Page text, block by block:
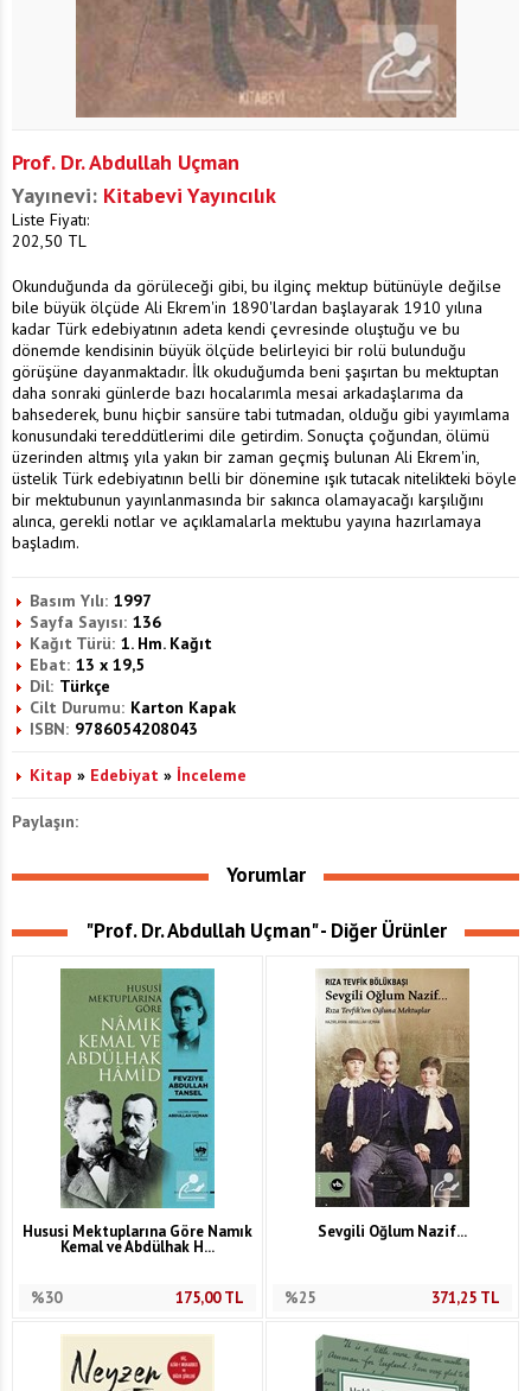
Prof. Dr. Abdullah Uçman
Yayınevi: Kitabevi Yayıncılık
Liste Fiyatı:
202,50 TL
Okunduğunda da görüleceği gibi, bu ilginç mektup bütünüyle değilse
bile büyük ölçüde Ali Ekrem'in 1890'lardan başlayarak 1910 yılına
kadar Türk edebiyatının adeta kendi çevresinde oluştuğu ve bu
dönemde kendisinin büyük ölçüde belirleyici bir rolü bulunduğu
görüşüne dayanmaktadır. İlk okuduğumda beni şaşırtan bu mektuptan
daha sonraki günlerde bazı hocalarımla mesai arkadaşlarıma da
bahsederek, bunu hiçbir sansüre tabi tutmadan, olduğu gibi yayımlama
konusundaki tereddütlerimi dile getirdim. Sonuçta çoğundan, ölümü
üzerinden altmış yıla yakın bir zaman geçmiş bulunan Ali Ekrem'in,
üstelik Türk edebiyatının belli bir dönemine ışık tutacak nitelikteki böyle
bir mektubunun yayınlanmasında bir sakınca olamayacağı karşılığını
alınca, gerekli notlar ve açıklamalarla mektubu yayına hazırlamaya
başladım.
Basım Yılı: 1997
Sayfa Sayısı: 136
Kağıt Türü: 1. Hm. Kağıt
Ebat: 13 x 19,5
Dil: Türkçe
Cilt Durumu: Karton Kapak
ISBN: 9786054208043
Kitap » Edebiyat » İnceleme
Paylaşın:
Yorumlar
"Prof. Dr. Abdullah Uçman" - Diğer Ürünler
Hususi Mektuplarına Göre Namık
Kemal ve Abdülhak H...
%30 175,00TL
Sevgili Oğlum Nazif...
%25 371,25 TL